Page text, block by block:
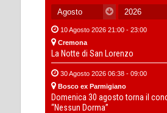
10 Agosto 2026 21:00 - 23:00
Cremona
La Notte di San Lorenzo
30 Agosto 2026 06:38 - 09:00
Bosco ex Parmigiano
Domenica 30 agosto torna il
“Nessun Dorma”